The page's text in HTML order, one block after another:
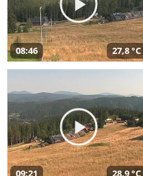
08:46 27,8 °C
09:21 28,9 °C